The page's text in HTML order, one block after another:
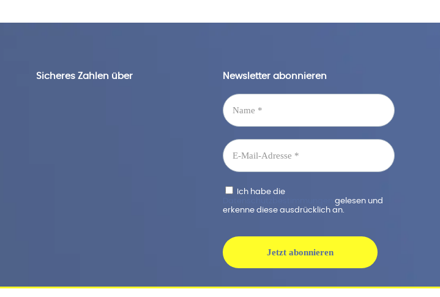
Sicheres Zahlen über Newsletter abonnieren
Ich habe die
gelesen und
erkenne diese ausdrücklich an.